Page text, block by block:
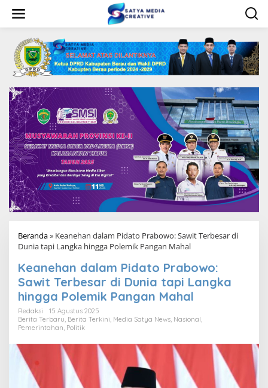
w
Beranda» Keanehan dalam Pidato Prabowo: Sawit Terbesar di
Dunia tapi Langka hingga Polemik Pangan Mahal
Keanehan dalam Pidato Prabowo:
Sawit Terbesar di Dunia tapi Langka
hingga Polemik Pangan Mahal
Redaksi
15 Agustus 2025
Berita Terbaru Berita Terkini Media Satya News Nasional
Pemerintahan Politik